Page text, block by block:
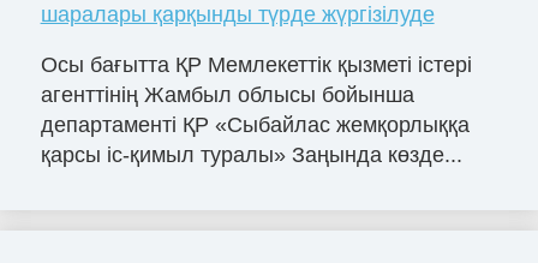
шаралары қарқынды түрде жүргізілуде
Осы бағытта ҚР Мемлекеттік қызметі істері
агенттінің Жамбыл облысы бойынша
департаменті ҚР «Сыбайлас жемқорлыққа
қарсы іс-қимыл туралы» Заңында көзде...